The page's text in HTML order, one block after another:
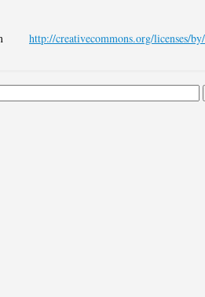
http://creativecommons.org/licenses/